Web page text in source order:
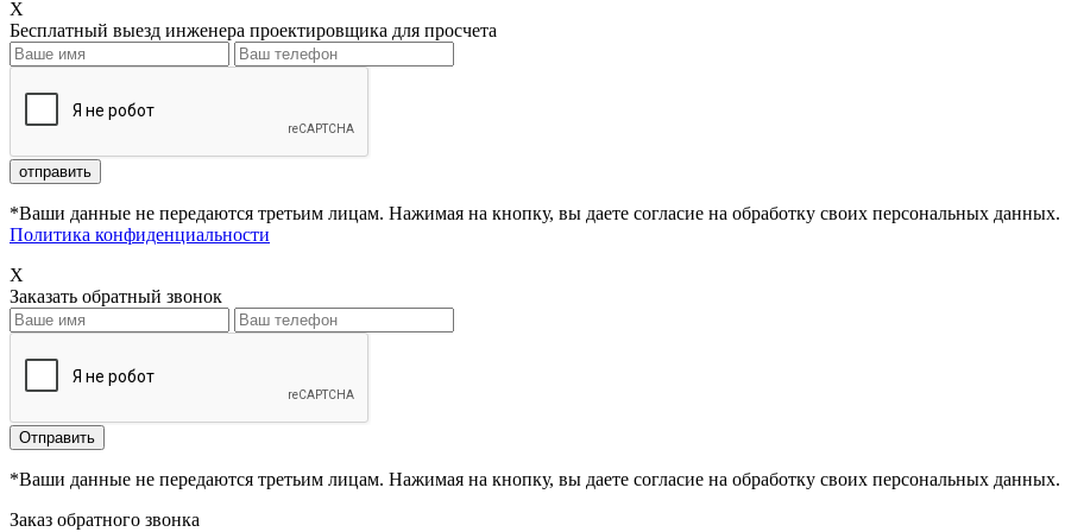
X
Бесплатный выезд инженера проектировщика для просчета
*Ваши данные не передаются третьим лицам. Нажимая на кнопку, вы даете согласие на обработку своих персональных данных.
Политика конфиденциальности
X
Заказать обратный звонок
*Ваши данные не передаются третьим лицам. Нажимая на кнопку, вы даете согласие на обработку своих персональных данных.
Заказ обратного звонка